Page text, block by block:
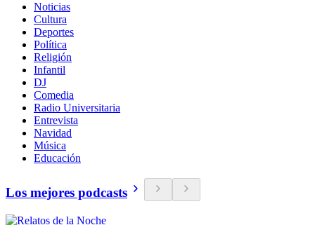
Noticias
Cultura
Deportes
Política
Religión
Infantil
DJ
Comedia
Radio Universitaria
Entrevista
Navidad
Música
Educación
Los mejores podcasts